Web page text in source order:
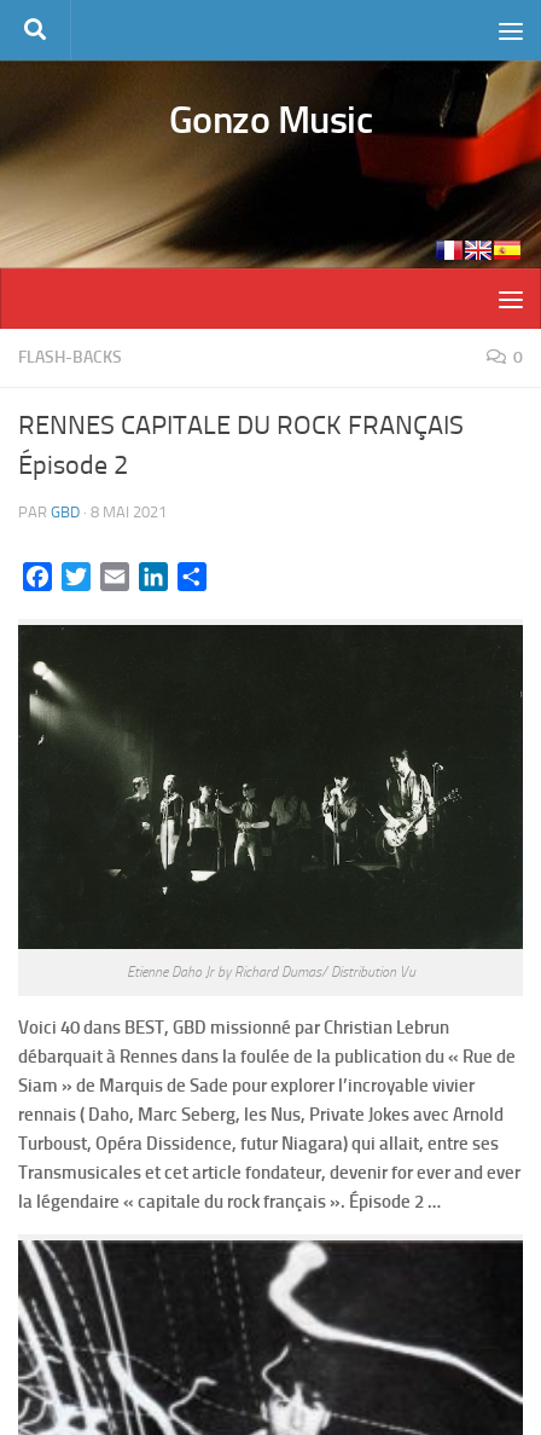
Skip to content
Gonzo Music
FLASH-BACKS 0
RENNES CAPITALE DU ROCK FRANÇAIS
Épisode 2
PAR GBD · 8 MAI 2021
FacebookTwitterEmail LinkedIn
Etienne Daho Jr by Richard Dumas/ Distribution Vu
Voici 40 dans BEST, GBD missionné par Christian Lebrun
débarquait à Rennes dans la foulée de la publication du « Rue de
Siam » de Marquis de Sade pour explorer l’incroyable vivier
rennais ( Daho, Marc Seberg, les Nus, Private Jokes avec Arnold
Turboust, Opéra Dissidence, futur Niagara) qui allait, entre ses
Transmusicales et cet article fondateur, devenir for ever and ever
la légendaire « capitale du rock français ». Épisode 2 …